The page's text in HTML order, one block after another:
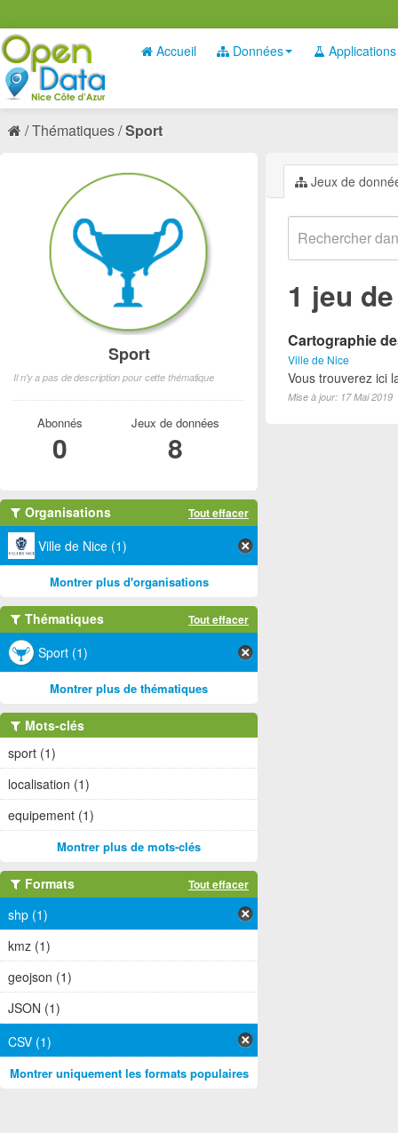
Accueil Données Applications
Thématiques Sport
Jeux de
1 jeu
Cartographie
Ville de Nice
Vous trouverez ici
Mise à jour: 17 Mai 2019
Sport
Il n'y a pas de description pour cette thématique
Abonnés
0
Jeux de données
8
Organisations Tout effacer
Ville de Nice (1)
Montrer plus d'organisations
Thématiques Tout effacer
Sport (1)
Montrer plus de thématiques
Mots-clés
sport (1)
localisation (1)
equipement (1)
Montrer plus de mots-clés
Formats Tout effacer
shp (1)
kmz (1)
geojson (1)
JSON (1)
CSV (1)
Montrer uniquement les formats populaires